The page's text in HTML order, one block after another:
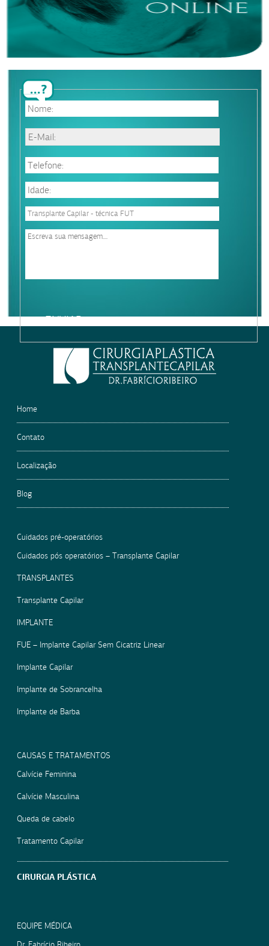
leave
Home
Contato
Localização
Blog
Cuidados pré-operatórios
Cuidados pós operatórios – Transplante Capilar
TRANSPLANTES
Transplante Capilar
IMPLANTE
FUE – Implante Capilar Sem Cicatriz Linear
Implante Capilar
Implante de Sobrancelha
Implante de Barba
CAUSAS E TRATAMENTOS
Calvície Feminina
Calvície Masculina
Queda de cabelo
Tratamento Capilar
CIRURGIA PLÁSTICA
EQUIPE MÉDICA